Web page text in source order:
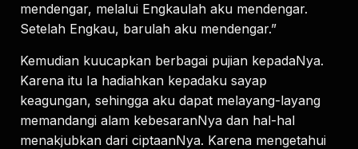
mendengar, melalui Engkaulah aku mendengar.
Setelah Engkau, barulah aku mendengar.”
Kemudian kuucapkan berbagai pujian kepadaNya.
Karena itu Ia hadiahkan kepadaku sayap
keagungan, sehingga aku dapat melayang-layang
memandangi alam kebesaranNya dan hal-hal
menakjubkan dari ciptaanNya. Karena mengetahui